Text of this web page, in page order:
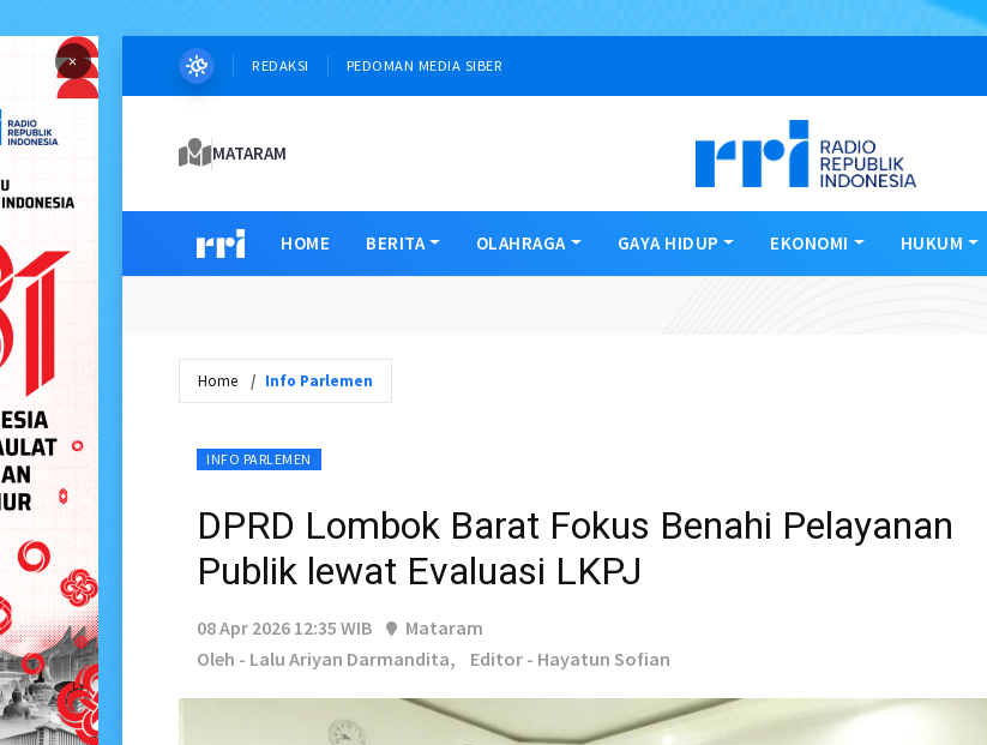
× REDAKSI PEDOMAN MEDIA SIBER
MATARAM
HOME BERITA OLAHRAGA GAYA HIDUP EKONOMI HUKUM
Home Info Parlemen
INFO PARLEMEN
DPRD Lombok Barat Fokus Benahi Pelayanan
Publik lewat Evaluasi LKPJ
08 Apr 2026 12:35 WIB
Mataram
Oleh - Lalu Ariyan Darmandita,
Editor - Hayatun Sofian